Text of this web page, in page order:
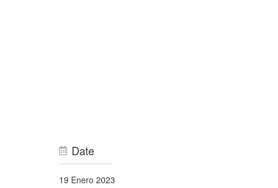
Date
19 Enero 2023